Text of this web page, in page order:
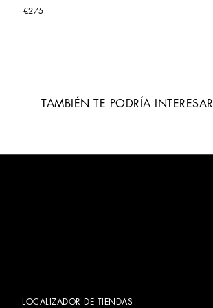
€275
TAMBIÉN TE PODRÍA INTERESAR
LOCALIZADOR DE TIENDAS